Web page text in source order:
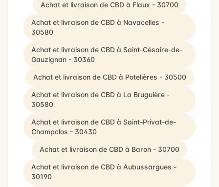
Achat et livraison de CBD à Flaux - 30700
Achat et livraison de CBD à Navacelles -
30580
Achat et livraison de CBD à Saint-Césaire-de-
Gauzignan - 30360
Achat et livraison de CBD à Potelières - 30500
Achat et livraison de CBD à La Bruguière -
30580
Achat et livraison de CBD à Saint-Privat-de-
Champclos - 30430
Achat et livraison de CBD à Baron - 30700
Achat et livraison de CBD à Aubussargues -
30190